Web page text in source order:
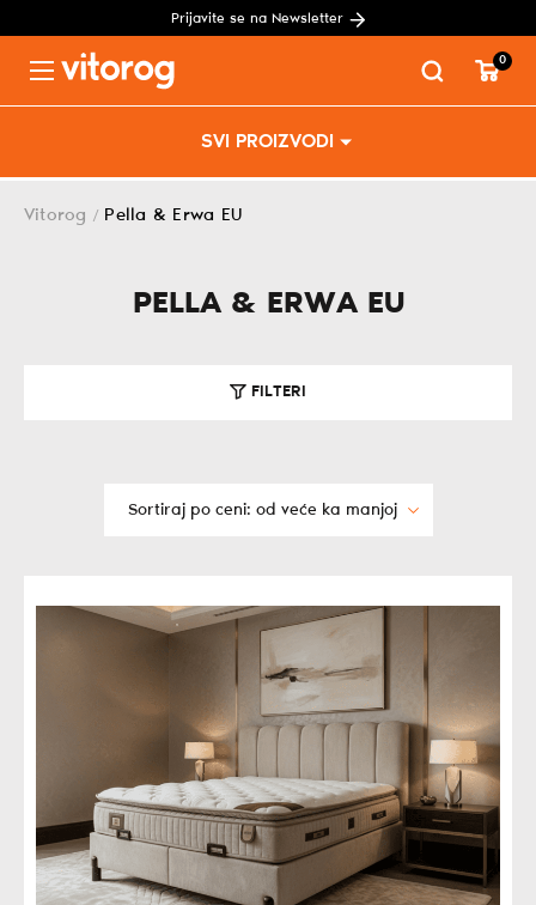
Prijavite se na Newsletter
SVI PROIZVODI
0
Vitorog / Pella & Erwa EU
PELLA & ERWA EU
FILTERI